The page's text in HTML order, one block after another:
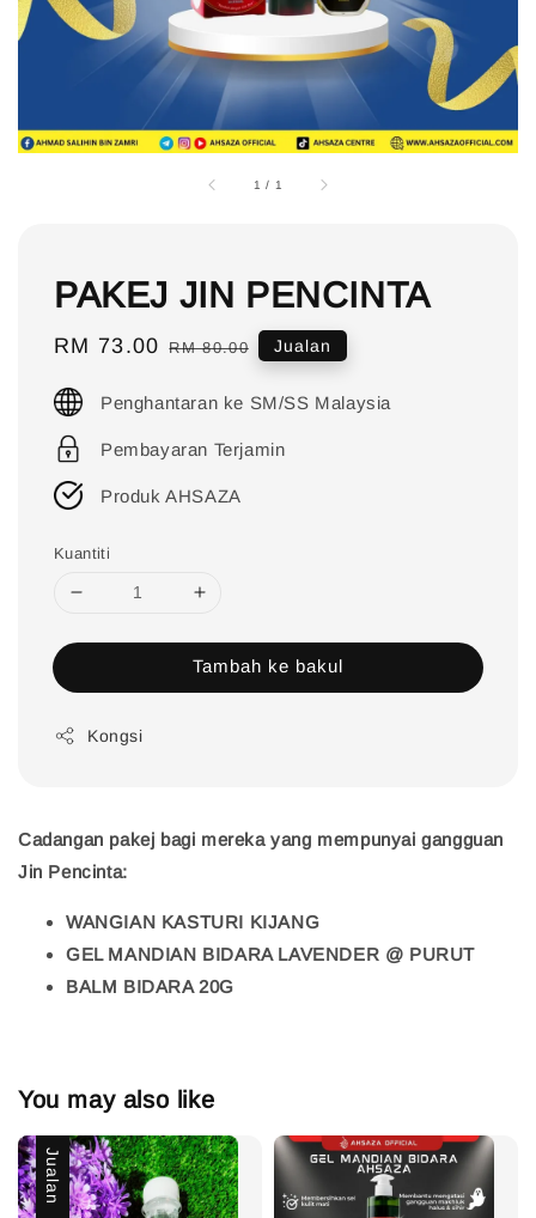
1 / 1
PAKEJ JIN PENCINTA
Sale
RM 73.00 Regular
RM 80.00 Jualan
Penghantaran ke SM/SS Malaysia
Pembayaran Terjamin
Produk AHSAZA
Kuantiti
Tambah ke bakul
Kongsi
Cadangan pakej bagi mereka yang mempunyai gangguan
Jin Pencinta:
WANGIAN KASTURI KIJANG
GEL MANDIAN BIDARA LAVENDER @ PURUT
BALM BIDARA 20G
You may also like
Jualan